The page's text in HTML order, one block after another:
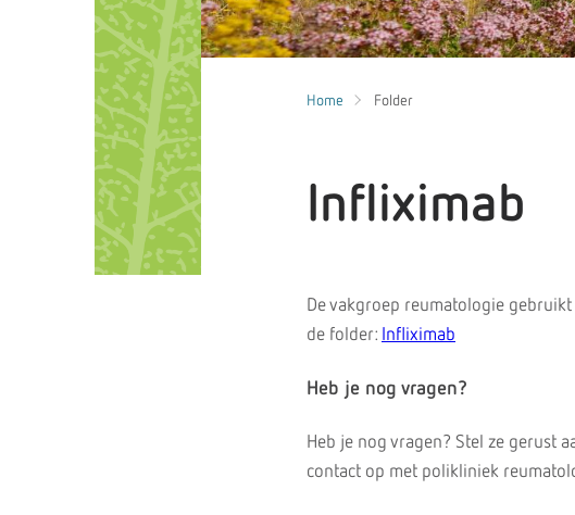
Home Folder
Infliximab
De vakgroep reumatologie
de folder: Infliximab
Heb je nog vragen?
Heb je nog vragen? Stel ze gerust
contact op met polikliniek